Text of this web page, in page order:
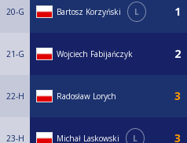
20-G Bartosz Korzyński L
21-G Wojciech Fabijańczyk
22-H Radosław Lorych
23-H Michał Laskowski L